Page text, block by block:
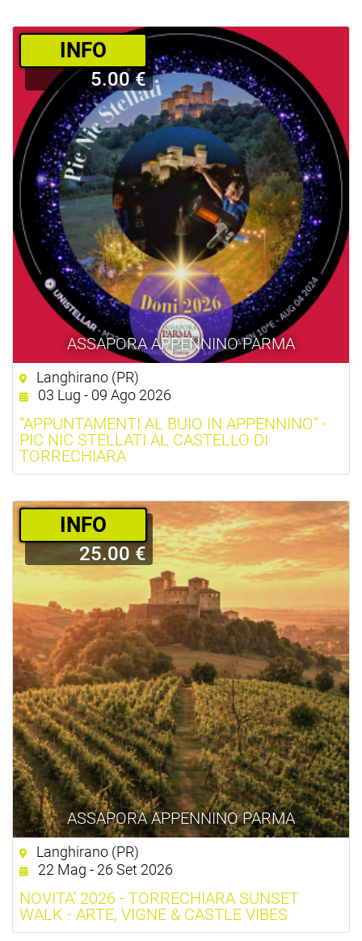
ASSAPORA APPENNINO PARMA
­INFO
5.00 €
Langhirano (PR)
03 Lug - 09 Ago 2026
“APPUNTAMENTI AL BUIO IN APPENNINO” -
PIC NIC STELLATI AL CASTELLO DI
TORRECHIARA
ASSAPORA APPENNINO PARMA
­INFO
25.00 €
Langhirano (PR)
22 Mag - 26 Set 2026
NOVITA' 2026 - TORRECHIARA SUNSET
WALK - ARTE, VIGNE & CASTLE VIBES